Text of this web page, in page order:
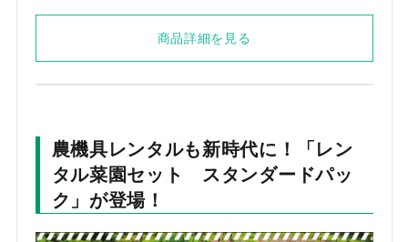
商品詳細を見る
農機具レンタルも新時代に！「レン
タル菜園セット スタンダードパッ
ク」が登場！